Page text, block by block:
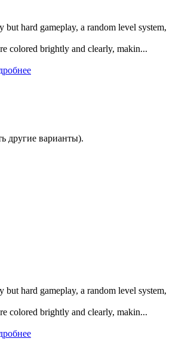
but hard gameplay, a random level system,
colored brightly and clearly, makin...
другие варианты).
but hard gameplay, a random level system,
colored brightly and clearly, makin...